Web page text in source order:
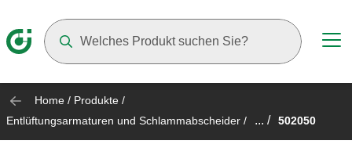
Home / Produkte /
Entlüftungsarmaturen und Schlammabscheider / ... / 502050